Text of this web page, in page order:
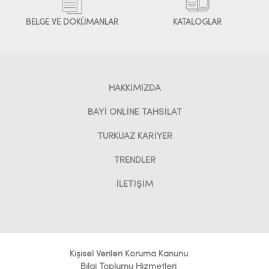
BELGE VE DOKÜMANLAR KATALOGLAR
HAKKIMIZDA
BAYI ONLINE TAHSILAT
TURKUAZ KARİYER
TRENDLER
İLETIŞIM
Kişisel Verileri Koruma Kanunu
Bilgi Toplumu Hizmetleri